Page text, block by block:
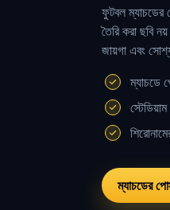
ফুটবল ম্যাচডের
তৈরি করা ছবি
জায়গা এবং
ম্যাচডে
ম্যাচডের